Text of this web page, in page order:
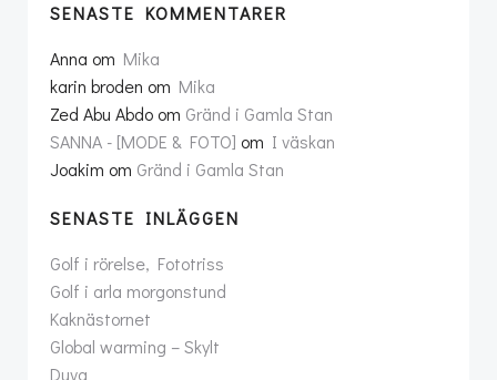
SENASTE KOMMENTARER
Anna om Mika
karin broden om Mika
Zed Abu Abdo om Gränd i Gamla Stan
SANNA - [MODE & FOTO] om I väskan
Joakim om Gränd i Gamla Stan
SENASTE INLÄGGEN
Golf i rörelse, Fototriss
Golf i arla morgonstund
Kaknästornet
Global warming – Skylt
Duva